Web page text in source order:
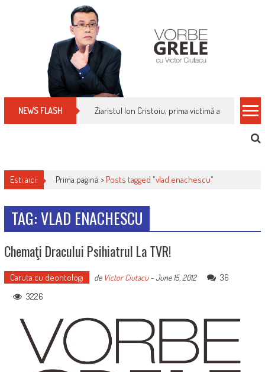
NEWS FLASH Ziaristul Ion Cristoiu, prima victimă a noi
Esti aici: Prima pagină > Posts tagged "vlad enachescu"
TAG: VLAD ENACHESCU
Chemaţi Dracului Psihiatrul La TVR!
Caruta cu deontologi de Victor Ciutacu-June 15, 2012
36
3226